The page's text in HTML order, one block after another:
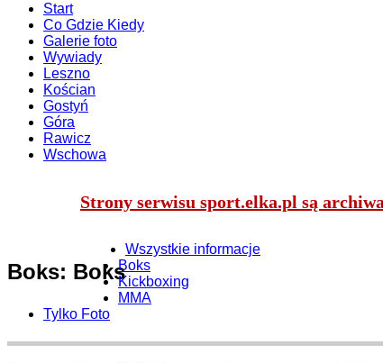
Start
Co Gdzie Kiedy
Galerie foto
Wywiady
Leszno
Kościan
Gostyń
Góra
Rawicz
Wschowa
Strony serwisu sport.elka.pl są
Boks: Boks
Wszystkie informacje
Boks
Kickboxing
MMA
Tylko Foto